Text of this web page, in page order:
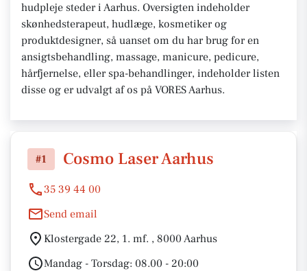
hudpleje steder i Aarhus. Oversigten indeholder
skønhedsterapeut, hudlæge, kosmetiker og
produktdesigner, så uanset om du har brug for en
ansigtsbehandling, massage, manicure, pedicure,
hårfjernelse, eller spa-behandlinger, indeholder listen
disse og er udvalgt af os på VORES Aarhus.
#1 Cosmo Laser Aarhus
35 39 44 00
Send email
Klostergade 22, 1. mf. , 8000 Aarhus
Mandag - Torsdag: 08.00 - 20:00